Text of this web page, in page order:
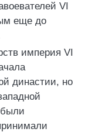
VI
еще до
империя VI
династии, но